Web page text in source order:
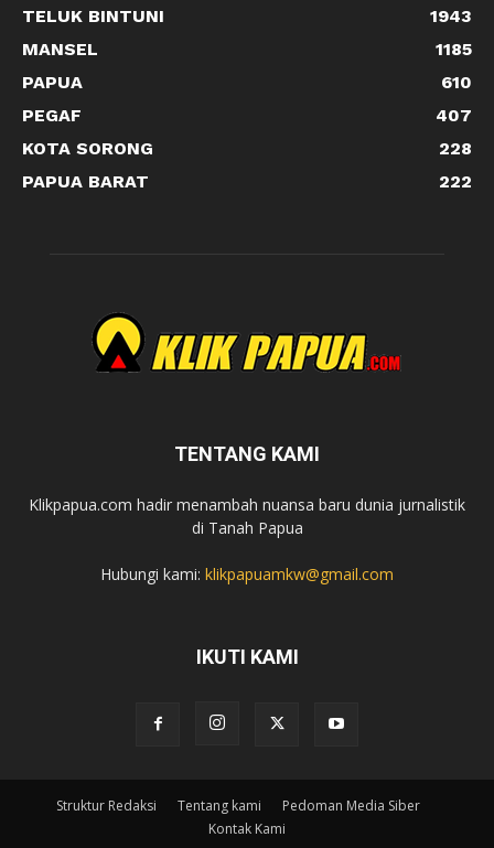
TELUK BINTUNI
1943
MANSEL
1185
PAPUA
610
PEGAF
407
KOTA SORONG
228
PAPUA BARAT
222
TENTANG KAMI
Klikpapua.com hadir menambah nuansa baru dunia jurnalistik
di Tanah Papua
Hubungi kami: klikpapuamkw@gmail.com
IKUTI KAMI
Struktur Redaksi Tentang kami
Pedoman Media Siber
Kontak Kami